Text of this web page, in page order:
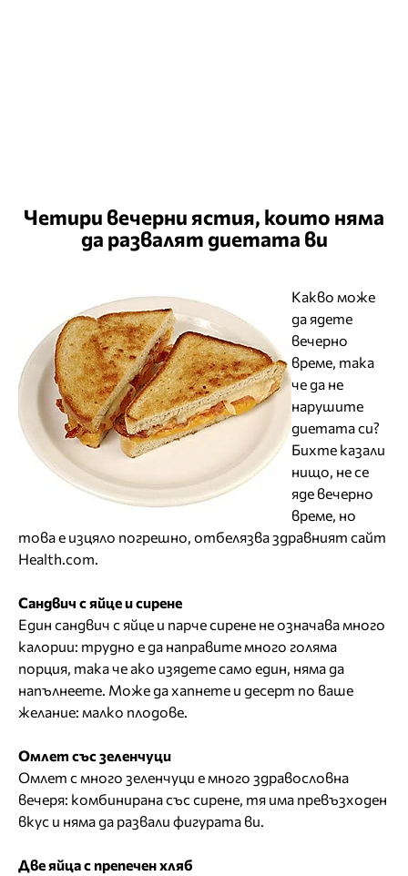
Четири вечерни ястия, които няма
да развалят диетата ви
Какво може
да ядете
вечерно
време, така
че да не
нарушите
диетата си?
Бихте казали
нищо, не се
яде вечерно
време, но
това е изцяло погрешно, отбелязва здравният сайт
Health.com.
Сандвич с яйце и сирене
Един сандвич с яйце и парче сирене не означава много
калории: трудно е да направите много голяма
порция, така че ако изядете само един, няма да
напълнеете. Може да хапнете и десерт по ваше
желание: малко плодове.
Омлет със зеленчуци
Омлет с много зеленчуци е много здравословна
вечеря: комбинирана със сирене, тя има превъзходен
вкус и няма да развали фигурата ви.
Две яйца с препечен хляб